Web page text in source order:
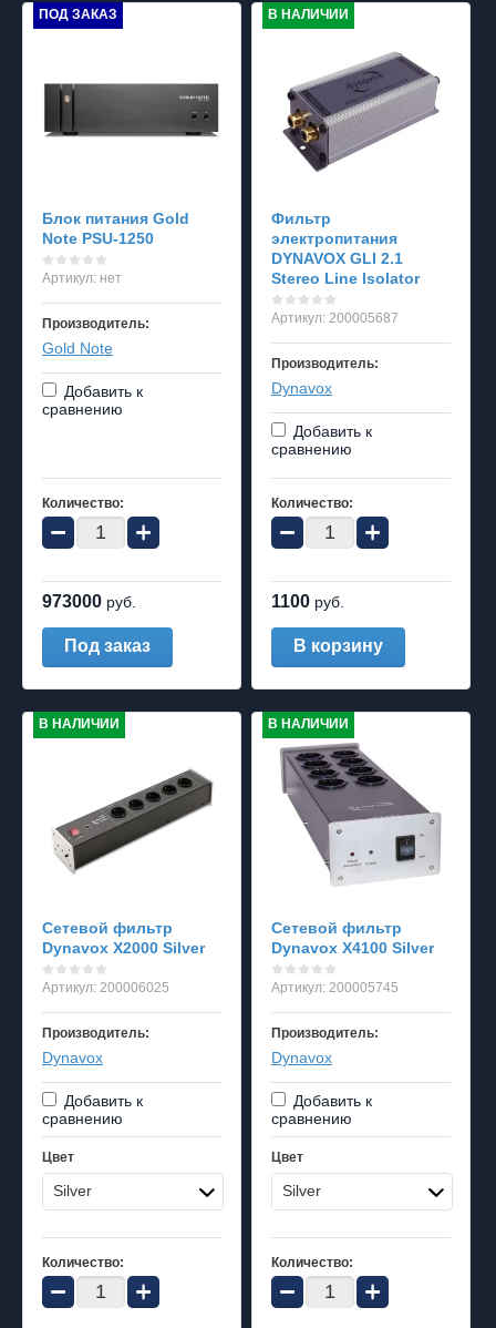
ПОД ЗАКАЗ
Блок питания Gold
Note PSU-1250
Артикул: нет
Производитель:
Gold Note
Добавить к
сравнению
Количество:
− +
973000 руб.
Под заказ
В НАЛИЧИИ
Фильтр
электропитания
DYNAVOX GLI 2.1
Stereo Line Isolator
Артикул:200005687
Производитель:
Dynavox
Добавить к
сравнению
Количество:
− +
1100 руб.
В корзину
В НАЛИЧИИ
Сетевой фильтр
Dynavox X2000 Silver
Артикул: 200006025
Производитель:
Dynavox
Добавить к
сравнению
Цвет
Silver
Количество:
− +
В НАЛИЧИИ
Сетевой фильтр
Dynavox X4100 Silver
Артикул:200005745
Производитель:
Dynavox
Добавить к
сравнению
Цвет
Silver
Количество:
− +